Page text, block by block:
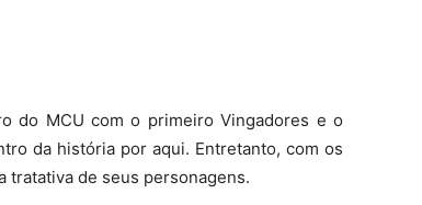
do MCU com o primeiro Vingadores e o
da história por aqui. Entretanto, com os
tratativa de seus personagens.